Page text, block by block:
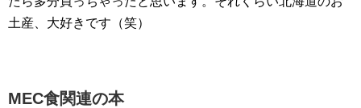
土産、大好きです（笑）
MEC食関連の本